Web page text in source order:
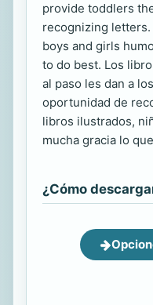
provide toddlers
recognizing
boys and girls
to do best. Los
al paso les dan a
oportunidad de
libros ilustrados,
mucha gracia lo
¿Cómo